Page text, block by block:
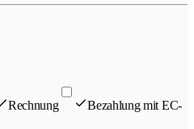
Rechnung Bezahlung mit EC-